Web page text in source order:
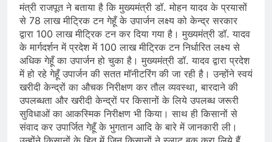
मंत्री राजपूत ने बताया है कि मुख्यमंत्री डॉ. मोहन यादव के प्रयासों
से 78 लाख मीट्रिक टन गेहूँ के उपार्जन लक्ष्य को केन्द्र सरकार
द्वारा 100 लाख मीट्रिक टन कर दिया गया है। मुख्यमंत्री डॉ. यादव
के मार्गदर्शन में प्रदेश में 100 लाख मीट्रिक टन निर्धारित लक्ष्य से
अधिक गेहूँ का उपार्जन हो चुका है। मुख्यमंत्री डॉ. यादव द्वारा प्रदेश
में हो रहे गेहूँ उपार्जन की सतत मॉनीटरिंग की जा रही है। उन्होंने स्वयं
खरीदी केन्द्रों का औचक निरीक्षण कर तौल व्यवस्था, बारदाने की
उपलब्धता और खरीदी केन्द्रों पर किसानों के लिये उपलब्ध जरूरी
सुविधाओं का आकस्मिक निरीक्षण भी किया। साथ ही किसानों से
संवाद कर उपार्जित गेहूँ के भुगतान आदि के बारे में जानकारी ली।